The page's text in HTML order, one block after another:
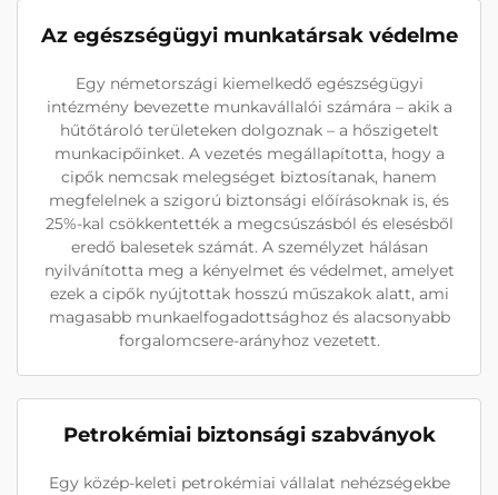
Az egészségügyi munkatársak védelme
Egy németországi kiemelkedő egészségügyi
intézmény bevezette munkavállalói számára – akik a
hűtőtároló területeken dolgoznak – a hőszigetelt
munkacipőinket. A vezetés megállapította, hogy a
cipők nemcsak melegséget biztosítanak, hanem
megfelelnek a szigorú biztonsági előírásoknak is, és
25%-kal csökkentették a megcsúszásból és elesésből
eredő balesetek számát. A személyzet hálásan
nyilvánította meg a kényelmet és védelmet, amelyet
ezek a cipők nyújtottak hosszú műszakok alatt, ami
magasabb munkaelfogadottsághoz és alacsonyabb
forgalomcsere-arányhoz vezetett.
Petrokémiai biztonsági szabványok
Egy közép-keleti petrokémiai vállalat nehézségekbe